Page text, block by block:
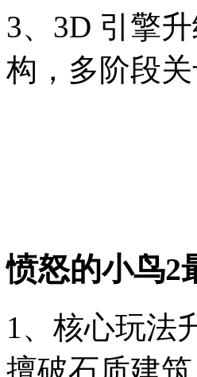
3、3D 引擎
构，多阶段
愤怒的小鸟2
1、核心玩法